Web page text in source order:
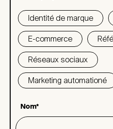
Identité de marque
E-commerce
Réseaux sociaux
Marketing automationé
Nom*